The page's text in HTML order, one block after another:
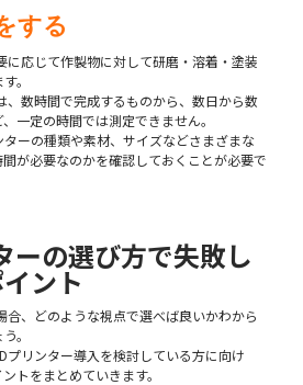
する
に応じて作製物に対して研磨・溶着・塗装
。
、数時間で完成するものから、数日から数
一定の時間では測定できません。
ーの種類や素材、サイズなどさまざまな
が必要なのかを確認しておくことが必要で
ーの選び方で失敗し
ント
合、どのような視点で選べば良いかわから
。
プリンター導入を検討している方に向け
トをまとめていきます。